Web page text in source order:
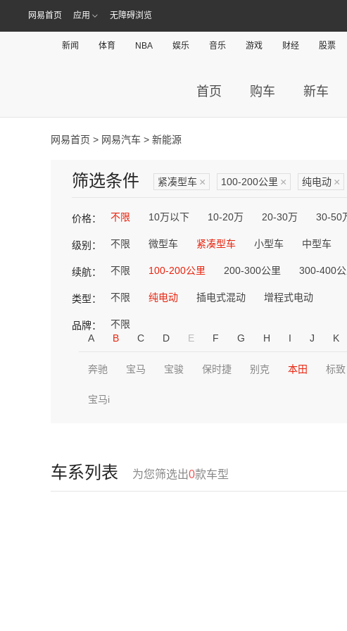
网易首页 应用 无障碍浏览
新闻 体育 NBA 娱乐 音乐 游戏 财经 股票
首页 购车 新车
网易首页 > 网易汽车 > 新能源
筛选条件 紧凑型车 × 100-200公里 × 纯电动 ×
价格： 不限 10万以下 10-20万 20-30万 30-50
级别： 不限 微型车 紧凑型车 小型车 中型车
续航： 不限 100-200公里 200-300公里 300-400
类型： 不限 纯电动 插电式混动 增程式电动
品牌：
不限
A
B C D E F G H I J K
奔驰 宝马 宝骏 保时捷 别克 本田 标致
宝马i
车系列表 为您筛选出0款车型